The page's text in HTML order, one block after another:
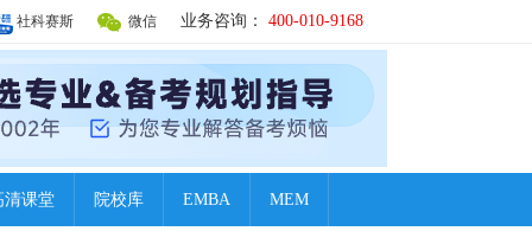
业务咨询： 400-010-9168
微信
社科赛斯
清课堂 院校库 EMBA MEM